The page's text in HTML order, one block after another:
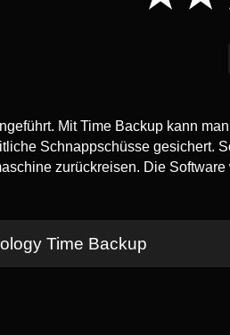
Mit Time Backup kann
Schnappschüsse gesichert.
zurückreisen. Die
Time Backup